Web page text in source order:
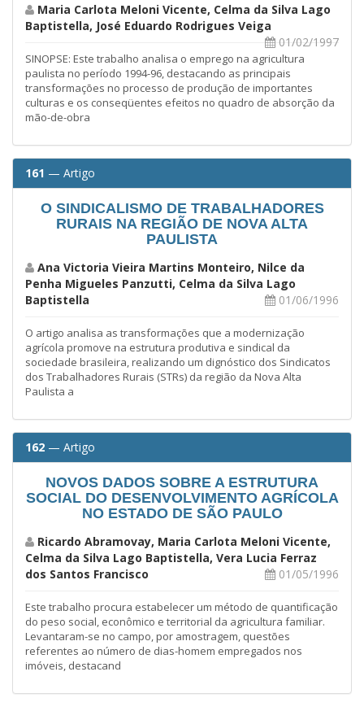
Maria Carlota Meloni Vicente, Celma da Silva Lago
Baptistella, José Eduardo Rodrigues Veiga
01/02/1997
SINOPSE: Este trabalho analisa o emprego na agricultura
paulista no período 1994-96, destacando as principais
transformações no processo de produção de importantes
culturas e os conseqüentes efeitos no quadro de absorção da
mão-de-obra
161 — Artigo
O SINDICALISMO DE TRABALHADORES
RURAIS NA REGIÃO DE NOVA ALTA
PAULISTA
Ana Victoria Vieira Martins Monteiro, Nilce da
Penha Migueles Panzutti, Celma da Silva Lago
Baptistella
01/06/1996
O artigo analisa as transformações que a modernização
agrícola promove na estrutura produtiva e sindical da
sociedade brasileira, realizando um dignóstico dos Sindicatos
dos Trabalhadores Rurais (STRs) da região da Nova Alta
Paulista a
162 — Artigo
NOVOS DADOS SOBRE A ESTRUTURA
SOCIAL DO DESENVOLVIMENTO AGRÍCOLA
NO ESTADO DE SÃO PAULO
Ricardo Abramovay, Maria Carlota Meloni Vicente,
Celma da Silva Lago Baptistella, Vera Lucia Ferraz
dos Santos Francisco
01/05/1996
Este trabalho procura estabelecer um método de quantificação
do peso social, econômico e territorial da agricultura familiar.
Levantaram-se no campo, por amostragem, questões
referentes ao número de dias-homem empregados nos
imóveis, destacand